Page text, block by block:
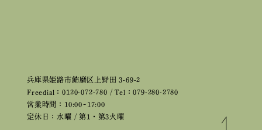
兵庫県姫路市飾磨区上野田 3-69-2
Freedial：0120-072-780 / Tel：079-280-2780
営業時間：10:00~17:00
定休日：水曜 / 第1・第3火曜